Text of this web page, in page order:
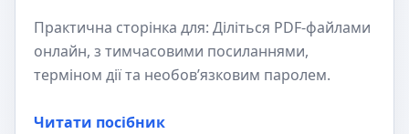
Практична сторінка для: Діліться PDF-файлами
онлайн, з тимчасовими посиланнями,
терміном дії та необов’язковим паролем.
Читати посібник